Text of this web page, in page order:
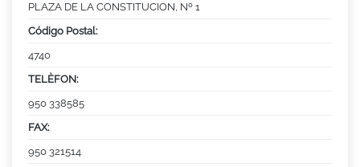
PLAZA DE LA CONSTITUCION, Nº 1
Código Postal:
4740
TELÈFON:
950 338585
FAX:
950 321514